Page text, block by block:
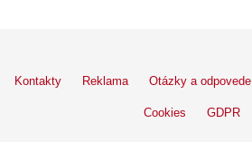
Kontakty Reklama Otázky a odpovede
Cookies GDPR